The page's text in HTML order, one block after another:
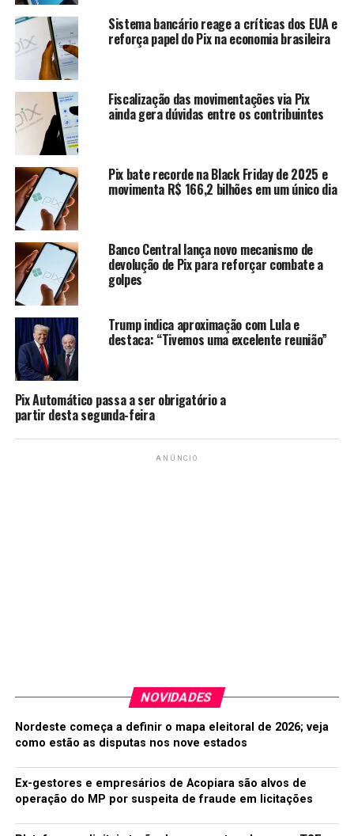
A SEGUIR
Consulta ao segundo lote da restituição do Imposto de
Renda é liberada nesta terça-feira
NÃO PERCA
Projeto de lei cria regras mais rígidas para esportes
radicais após morte de jovem
Daniela Lima
Sistema bancário reage a críticas dos EUA e
reforça papel do Pix na economia brasileira
Fiscalização das movimentações via Pix
ainda gera dúvidas entre os contribuintes
Pix bate recorde na Black Friday de 2025 e
movimenta R$ 166,2 bilhões em um único dia
Banco Central lança novo mecanismo de
devolução de Pix para reforçar combate a
golpes
Trump indica aproximação com Lula e
destaca: “Tivemos uma excelente reunião”
Pix Automático passa a ser obrigatório a
partir desta segunda-feira
ANÚNCIO
NOVIDADES
Nordeste começa a definir o mapa eleitoral de 2026; veja
como estão as disputas nos nove estados
Ex-gestores e empresários de Acopiara são alvos de
operação do MP por suspeita de fraude em licitações